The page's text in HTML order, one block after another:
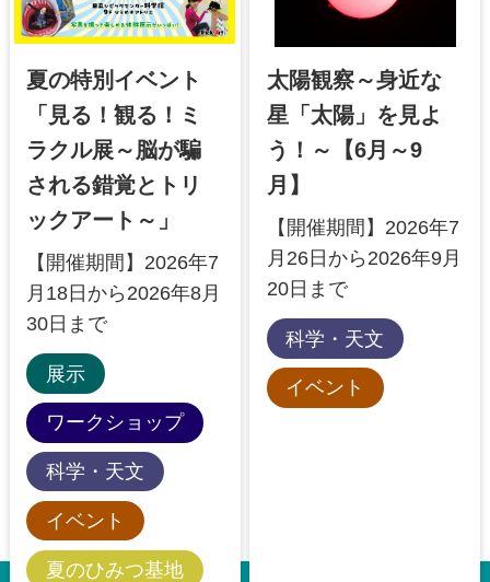
夏の特別イベント
「見る！観る！ミ
ラクル展～脳が騙
される錯覚とトリ
ックアート～」
【開催期間】2026年7
月18日から2026年8月
30日まで
展示
ワークショップ
科学・天文
イベント
夏のひみつ基地
太陽観察～身近な
星「太陽」を見よ
う！～【6月～9
月】
【開催期間】2026年7
月26日から2026年9月
20日まで
科学・天文
イベント